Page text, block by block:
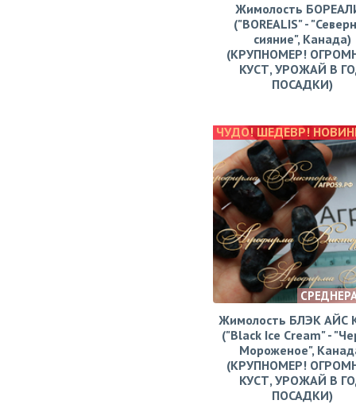
Жимолость
("BOREALIS" -
сияние", Канада)
(КРУПНОМЕР!
КУСТ, УРОЖАЙ В
ПОСАДКИ)
ЧУДО! ШЕДЕВР!
Жимолость БЛЭК АЙС
("Black Ice Cream" -
Мороженое",
(КРУПНОМЕР!
КУСТ, УРОЖАЙ В
ПОСАДКИ)